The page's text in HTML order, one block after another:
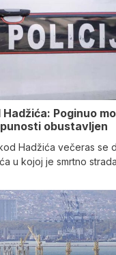
Hadžića: Poginuo
obustavljen
Hadžića večeras se
u kojoj je smrtno